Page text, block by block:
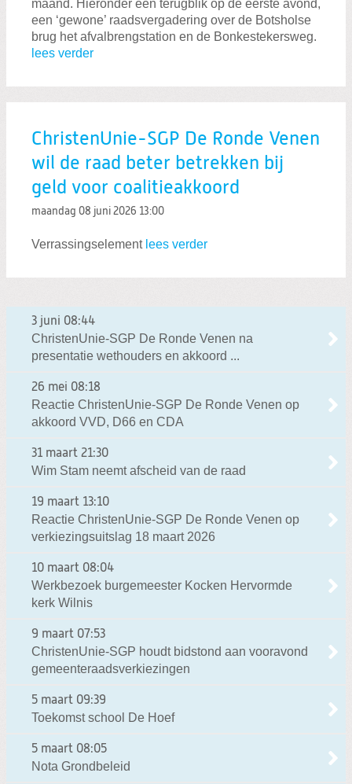
maand. Hieronder een terugblik op de eerste avond,
een ‘gewone’ raadsvergadering over de Botsholse
brug het afvalbrengstation en de Bonkestekersweg.
lees verder
ChristenUnie-SGP De Ronde Venen
wil de raad beter betrekken bij
geld voor coalitieakkoord
maandag 08 juni 2026 13:00
Verrassingselement lees verder
3 juni 08:44
ChristenUnie-SGP De Ronde Venen na
presentatie wethouders en akkoord ...
26 mei 08:18
Reactie ChristenUnie-SGP De Ronde Venen op
akkoord VVD, D66 en CDA
31 maart 21:30
Wim Stam neemt afscheid van de raad
19 maart 13:10
Reactie ChristenUnie-SGP De Ronde Venen op
verkiezingsuitslag 18 maart 2026
10 maart 08:04
Werkbezoek burgemeester Kocken Hervormde
kerk Wilnis
9 maart 07:53
ChristenUnie-SGP houdt bidstond aan vooravond
gemeenteraadsverkiezingen
5 maart 09:39
Toekomst school De Hoef
5 maart 08:05
Nota Grondbeleid